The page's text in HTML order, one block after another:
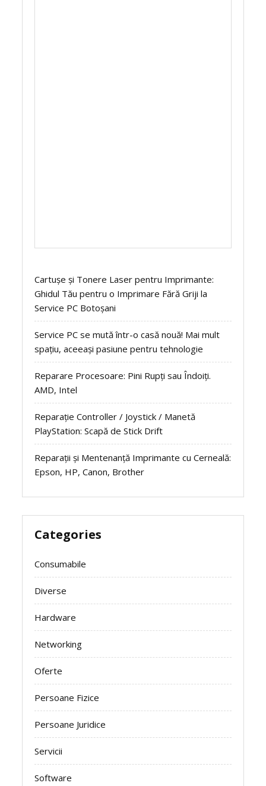
Cartușe și Tonere Laser pentru Imprimante:
Ghidul Tău pentru o Imprimare Fără Griji la
Service PC Botoșani
Service PC se mută într-o casă nouă! Mai mult
spațiu, aceeași pasiune pentru tehnologie
Reparare Procesoare: Pini Rupți sau Îndoiți.
AMD, Intel
Reparație Controller / Joystick / Manetă
PlayStation: Scapă de Stick Drift
Reparații și Mentenanță Imprimante cu Cerneală:
Epson, HP, Canon, Brother
Categories
Consumabile
Diverse
Hardware
Networking
Oferte
Persoane Fizice
Persoane Juridice
Servicii
Software